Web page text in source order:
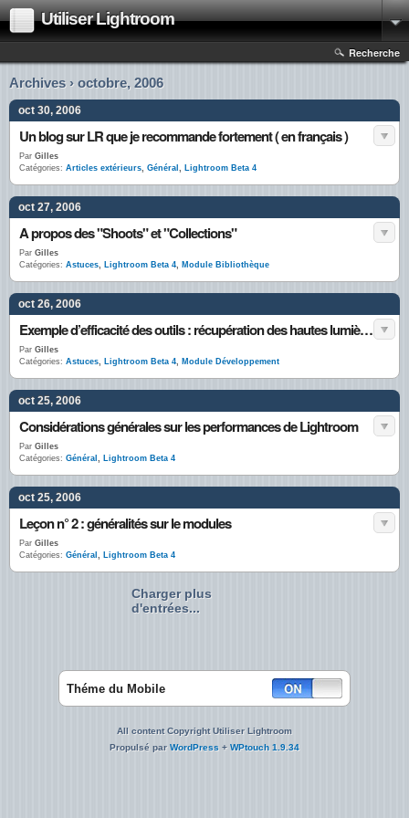
Utiliser Lightroom
Recherche
Archives › octobre, 2006
oct 30, 2006
Un blog sur LR que je recommande fortement ( en français )
Par Gilles
Catégories: Articles extérieurs, Général , Lightroom Beta 4
oct 27, 2006
A propos des "Shoots" et "Collections"
Par Gilles
Catégories: Astuces, Lightroom Beta 4, Module Bibliothèque
oct 26, 2006
Exemple d’efficacité des outils : récupération des hautes lumières
Par Gilles
Catégories: Astuces, Lightroom Beta 4, Module Développement
oct 25, 2006
Considérations générales sur les performances de Lightroom
Par Gilles
Catégories: Général , Lightroom Beta 4
oct 25, 2006
Leçon n° 2 : généralités sur le modules
Par Gilles
Catégories: Général , Lightroom Beta 4
Charger plus
d'entrées...
Théme du Mobile
All content Copyright Utiliser Lightroom
Propulsé parWordPress + WPtouch 1.9.34